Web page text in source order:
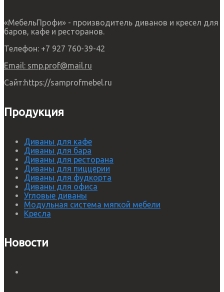
«МебельПрофи» - производитель диванов и кресел для
баров, кафе и ресторанов.
Телефон: +7 927 760-39-42
Email: smp.prof@mail.ru
Сайт:https://samprofmebel.ru
Продукция
Диваны для кафе
Диваны для бара
Диваны для ресторана
Диваны для пиццерии
Диваны для фудкорта
Диваны для офиса
Угловые диваны
Модульная система мягкой мебели
Кресла
Новости